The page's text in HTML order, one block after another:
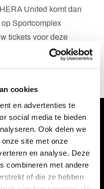
cookies
en advertenties te
social media te bieden
Ook delen we
site met onze
en analyse. Deze
combineren met andere
of die ze hebben
United komt dan
Sportcomplex
tickets voor deze